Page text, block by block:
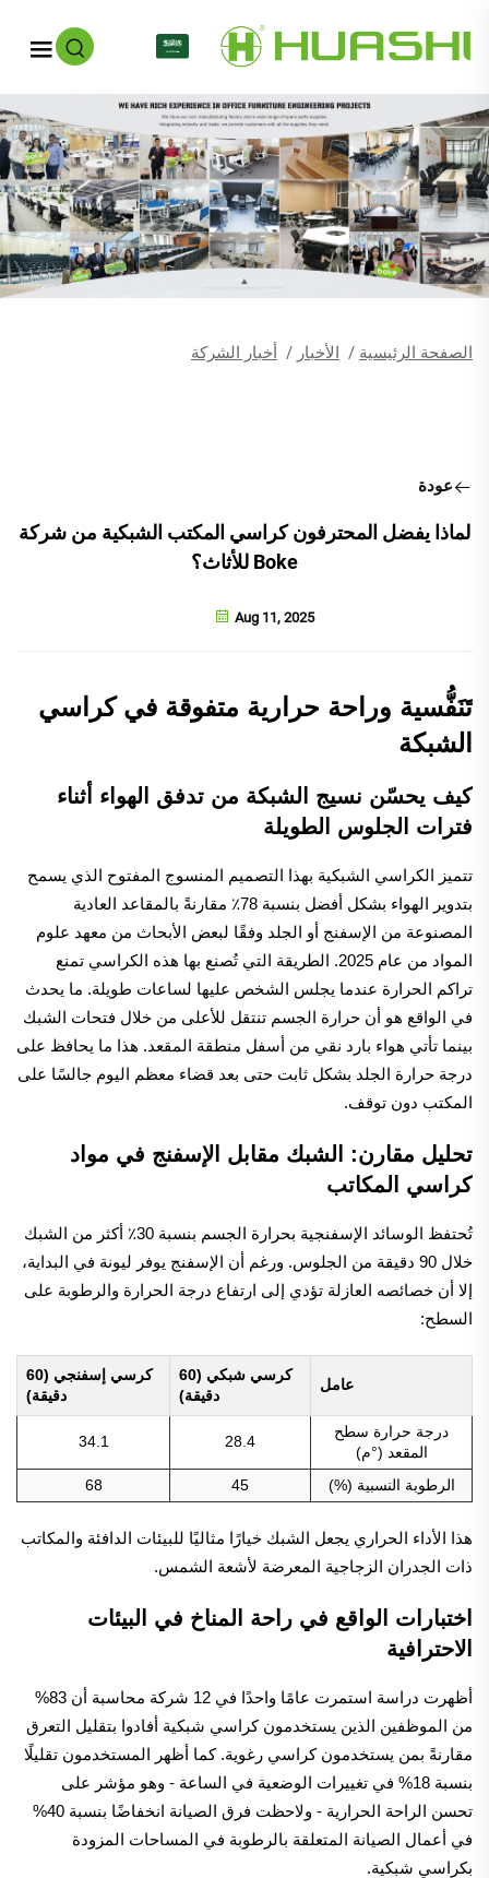
الصفحة الرئيسية / الأخبار / أخبار الشركة
عودة
لماذا يفضل المحترفون كراسي المكتب الشبكية من شركة
Boke للأثاث؟
Aug 11, 2025
تَنَفُّسية وراحة حرارية متفوقة في كراسي
الشبكة
كيف يحسّن نسيج الشبكة من تدفق الهواء أثناء
فترات الجلوس الطويلة
تتميز الكراسي الشبكية بهذا التصميم المنسوج المفتوح الذي يسمح
بتدوير الهواء بشكل أفضل بنسبة 78٪ مقارنةً بالمقاعد العادية
المصنوعة من الإسفنج أو الجلد وفقًا لبعض الأبحاث من معهد علوم
المواد من عام 2025. الطريقة التي تُصنع بها هذه الكراسي تمنع
تراكم الحرارة عندما يجلس الشخص عليها لساعات طويلة. ما يحدث
في الواقع هو أن حرارة الجسم تنتقل للأعلى من خلال فتحات الشبك
بينما تأتي هواء بارد نقي من أسفل منطقة المقعد. هذا ما يحافظ على
درجة حرارة الجلد بشكل ثابت حتى بعد قضاء معظم اليوم جالسًا على
المكتب دون توقف.
تحليل مقارن: الشبك مقابل الإسفنج في مواد
كراسي المكاتب
تُحتفظ الوسائد الإسفنجية بحرارة الجسم بنسبة 30٪ أكثر من الشبك
خلال 90 دقيقة من الجلوس. ورغم أن الإسفنج يوفر ليونة في البداية،
إلا أن خصائصه العازلة تؤدي إلى ارتفاع درجة الحرارة والرطوبة على
السطح:
عامل
كرسي شبكي (60
دقيقة)
كرسي إسفنجي (60
دقيقة)
درجة حرارة سطح
المقعد (°م)
28.4
34.1
الرطوبة النسبية (%) 45
68
هذا الأداء الحراري يجعل الشبك خيارًا مثاليًا للبيئات الدافئة والمكاتب
ذات الجدران الزجاجية المعرضة لأشعة الشمس.
اختبارات الواقع في راحة المناخ في البيئات
الاحترافية
أظهرت دراسة استمرت عامًا واحدًا في 12 شركة محاسبة أن 83%
من الموظفين الذين يستخدمون كراسي شبكية أفادوا بتقليل التعرق
مقارنةً بمن يستخدمون كراسي رغوية. كما أظهر المستخدمون تقليلًا
بنسبة 18% في تغييرات الوضعية في الساعة - وهو مؤشر على
تحسن الراحة الحرارية - ولاحظت فرق الصيانة انخفاضًا بنسبة 40%
في أعمال الصيانة المتعلقة بالرطوبة في المساحات المزودة
بكراسي شبكية.